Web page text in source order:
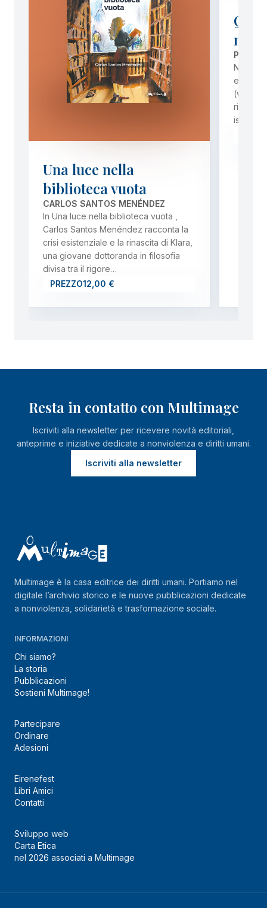
Una luce nella
biblioteca vuota
CARLOS SANTOS MENÉNDEZ
In Una luce nella biblioteca vuota ,
Carlos Santos Menéndez racconta la
crisi esistenziale e la rinascita di Klara,
una giovane dottoranda in filosofia
divisa tra il rigore…
PREZZO12,00 €
ricerca
Resta in contatto con Multimage
Iscriviti alla newsletter per ricevere novità editoriali,
anteprime e iniziative dedicate a nonviolenza e diritti umani.
Iscriviti alla newsletter
Multimage è la casa editrice dei diritti umani. Portiamo nel
digitale l’archivio storico e le nuove pubblicazioni dedicate
a nonviolenza, solidarietà e trasformazione sociale.
INFORMAZIONI
Chi siamo?
La storia
Pubblicazioni
Sostieni Multimage!
Partecipare
Ordinare
Adesioni
Eirenefest
Libri Amici
Contatti
Sviluppo web
Carta Etica
nel 2026 associati a Multimage